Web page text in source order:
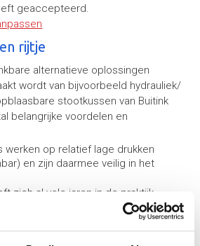
geaccepteerd.
rijtje
alternatieve oplossingen
wordt van bijvoorbeeld hydrauliek/
stootkussen van Buitink
belangrijke voordelen en
en zijn daarmee veilig in het
van catchbags of landing bags